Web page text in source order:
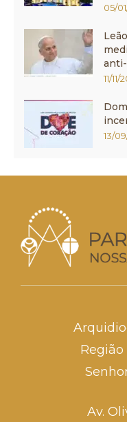
05/
anti-
11/11/
13/
Região
Av.